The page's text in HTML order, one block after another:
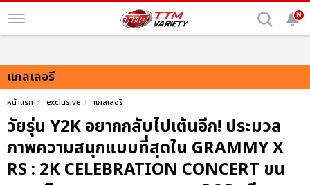
N
แกลเลอรี
หน้าแรก exclusive แกลเลอรี
วัยรุ่น Y2K อยากกลับไปเต้นอีก! ประมวล
ภาพความสนุกแบบที่สุดใน GRAMMY X
RS : 2K CELEBRATION CONCERT ขน